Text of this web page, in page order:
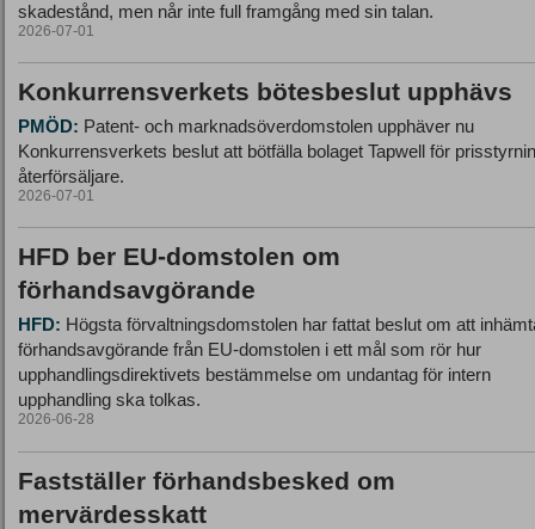
skadestånd, men når inte full framgång med sin talan.
2026-07-01
Konkurrensverkets bötesbeslut upphävs
PMÖD: Patent- och marknadsöverdomstolen upphäver nu
Konkurrensverkets beslut att bötfälla bolaget Tapwell för
återförsäljare.
2026-07-01
HFD ber EU-domstolen om
förhandsavgörande
HFD: Högsta förvaltningsdomstolen har fattat beslut om att
förhandsavgörande från EU-domstolen i ett mål som rör hur
upphandlingsdirektivets bestämmelse om undantag för intern
upphandling ska tolkas.
2026-06-28
Fastställer förhandsbesked om
mervärdesskatt